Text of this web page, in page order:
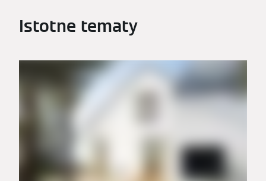
Istotne tematy